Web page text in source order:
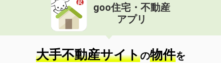
goo住宅・不動産
アプリ
大手不動産サイトの物件を